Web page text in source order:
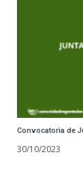
Convocatoria de
30/10/2023